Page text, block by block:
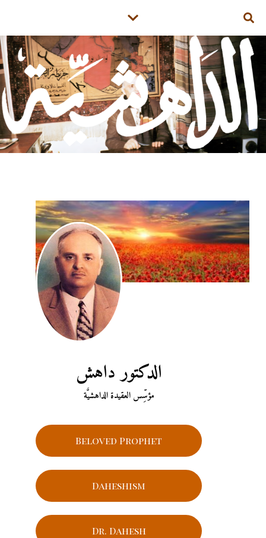
الدكتور داهش
مؤسِّس العقيدة الداهشيَّة
Beloved Prophet
Daheshism
Dr. Dahesh